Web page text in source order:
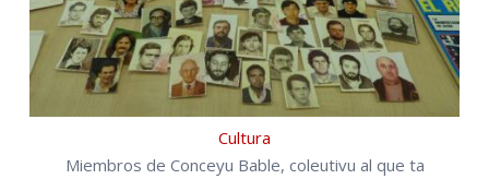
Cultura
Miembros de Conceyu Bable, coleutivu al que ta